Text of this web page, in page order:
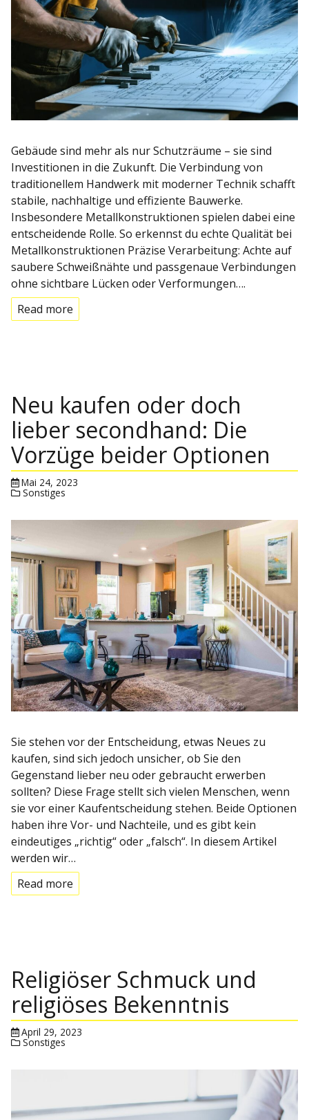
Gebäude sind mehr als nur Schutzräume – sie sind
Investitionen in die Zukunft. Die Verbindung von
traditionellem Handwerk mit moderner Technik schafft
stabile, nachhaltige und effiziente Bauwerke.
Insbesondere Metallkonstruktionen spielen dabei eine
entscheidende Rolle. So erkennst du echte Qualität bei
Metallkonstruktionen Präzise Verarbeitung: Achte auf
saubere Schweißnähte und passgenaue Verbindungen
ohne sichtbare Lücken oder Verformungen….
Read more
Neu kaufen oder doch
lieber secondhand: Die
Vorzüge beider Optionen
Mai 24, 2023
Sonstiges
Sie stehen vor der Entscheidung, etwas Neues zu
kaufen, sind sich jedoch unsicher, ob Sie den
Gegenstand lieber neu oder gebraucht erwerben
sollten? Diese Frage stellt sich vielen Menschen, wenn
sie vor einer Kaufentscheidung stehen. Beide Optionen
haben ihre Vor- und Nachteile, und es gibt kein
eindeutiges „richtig“ oder „falsch“. In diesem Artikel
werden wir…
Read more
Religiöser Schmuck und
religiöses Bekenntnis
April 29, 2023
Sonstiges